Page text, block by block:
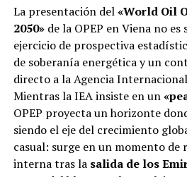
La presentación del«World Oil
2050»de la OPEP en Viena no
ejercicio de prospectiva
de soberanía energética y un
directo a la Agencia
Mientras la IEA insiste en un
OPEP proyecta un horizonte
siendo el eje del crecimiento
casual: surge en un momento de
interna tras la salida de los